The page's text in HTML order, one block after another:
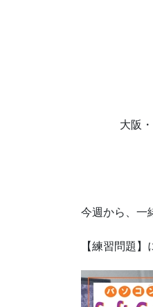
大阪
今週から、一
【練習問題】